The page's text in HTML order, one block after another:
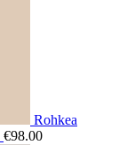
Rohkea
€98.00